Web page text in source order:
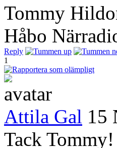
Tommy
Håbo
Reply
1
Attila Gal 15
Tack Tommy!